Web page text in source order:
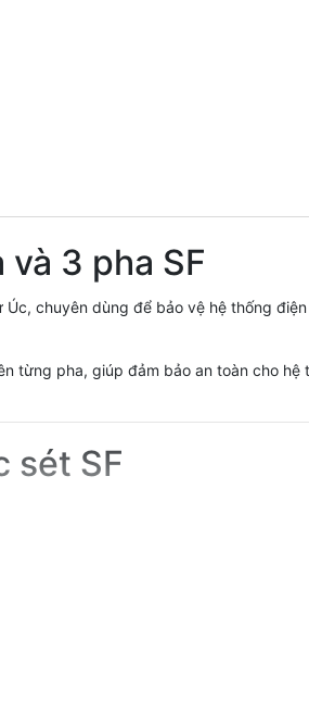
3 pha SF
chuyên dùng để bảo vệ hệ thống
từng pha, giúp đảm bảo an toàn cho
sét SF